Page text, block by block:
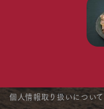
個人情報取り扱いについて